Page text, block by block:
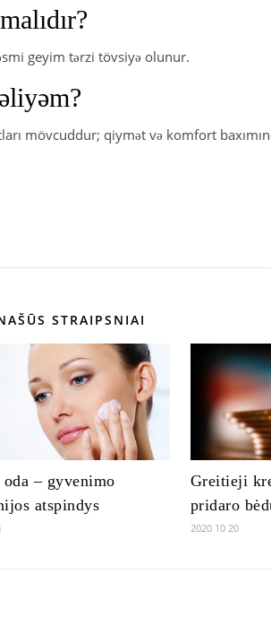
geyim tərzi tövsiyə olunur.
mövcuddur; qiymət və komfort
STRAIPSNIAI
oda – gyvenimo
atspindys
Greitieji
pridaro
2020 10 20